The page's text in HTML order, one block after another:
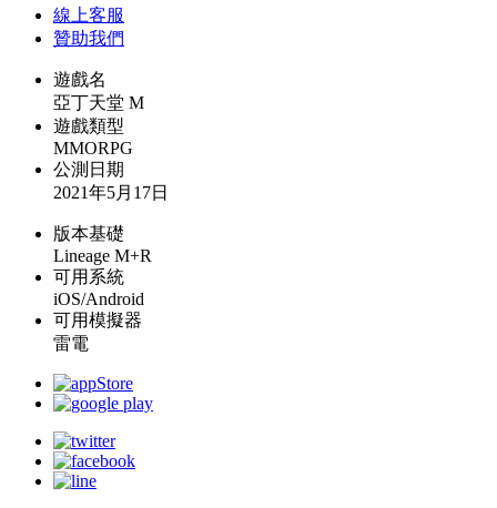
線上客服
贊助我們
遊戲名
亞丁天堂 M
遊戲類型
MMORPG
公測日期
2021年5月17日
版本基礎
Lineage M+R
可用系統
iOS/Android
可用模擬器
雷電